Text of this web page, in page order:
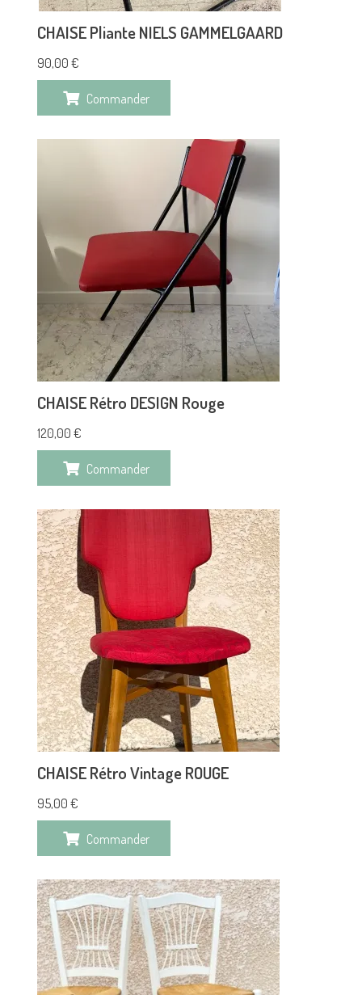
CHAISE Pliante NIELS GAMMELGAARD
90,00 €
Commander
CHAISE Rétro DESIGN Rouge
120,00 €
Commander
CHAISE Rétro Vintage ROUGE
95,00 €
Commander